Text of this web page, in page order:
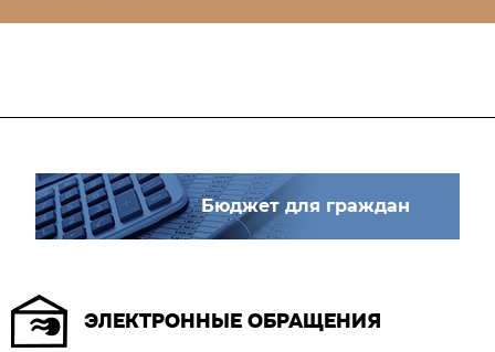
Бюджет для граждан
ЭЛЕКТРОННЫЕ ОБРАЩЕНИЯ